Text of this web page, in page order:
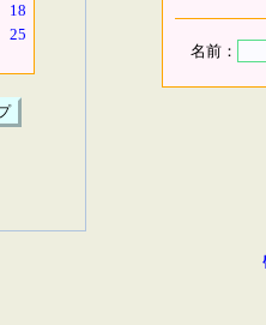
18
25
名前：